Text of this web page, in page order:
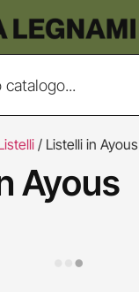
/ Listelli in Ayous
Ayous